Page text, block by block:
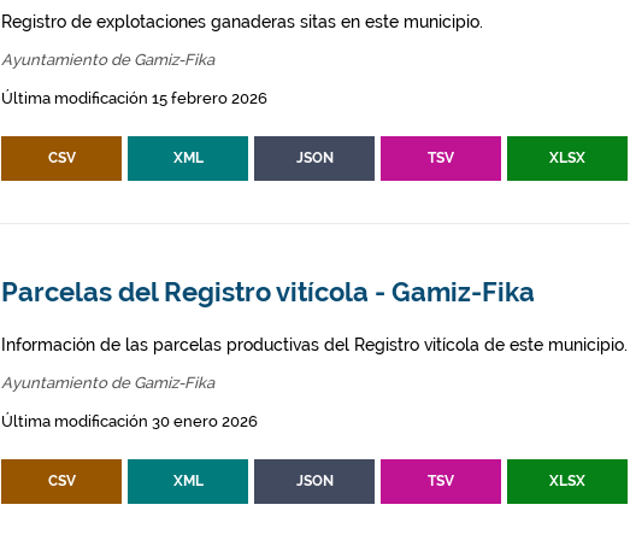
Registro de explotaciones ganaderas sitas en este municipio.
Ayuntamiento de Gamiz-Fika
Última modificación 15 febrero 2026
CSV XML JSON TSV XLSX
Parcelas del Registro vitícola - Gamiz-Fika
Información de las parcelas productivas del Registro vitícola de este municipio.
Ayuntamiento de Gamiz-Fika
Última modificación 30 enero 2026
CSV XML JSON TSV XLSX